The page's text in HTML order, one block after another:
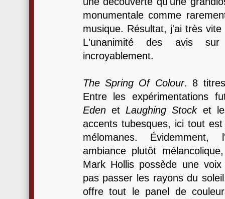
monumentale comme
musique. Résultat, j'ai très
L'unanimité des avis
incroyablement.
The Spring Of Colour. 8
Entre les expérimentations
Edenet Laughing Stocket
accents tubesques, ici tout
mélomanes.
ambiance plutôt
Mark Hollis possède une
pas passer les rayons du
offre tout le panel de